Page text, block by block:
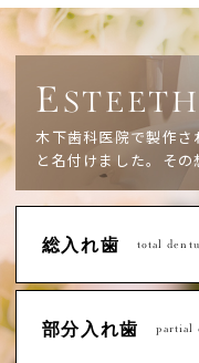
E STEETH
木下歯科医院で製作さ
と名付けました。 そ
総入れ歯 total
部分入れ歯 partial